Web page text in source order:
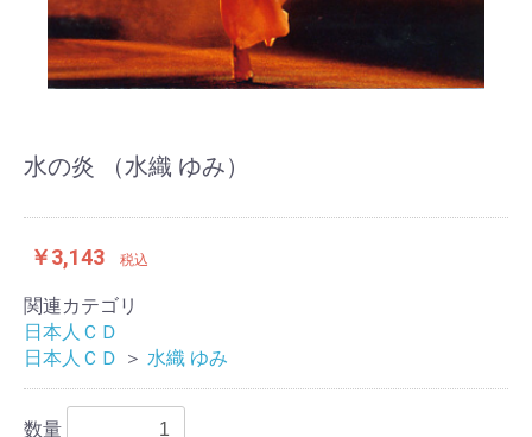
水の炎 （水織 ゆみ）
￥3,143 税込
関連カテゴリ
日本人ＣＤ
日本人ＣＤ ＞ 水織 ゆみ
数量